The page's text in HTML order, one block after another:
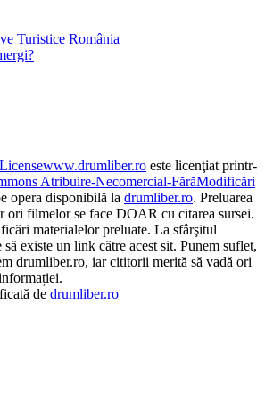
Turistice România
www.drumliber.ro este licenţiat printr-
Atribuire-Necomercial-FărăModificări
opera disponibilă la drumliber.ro. Preluarea
ori filmelor se face DOAR cu citarea sursei.
materialelor preluate. La sfârşitul
existe un link către acest sit. Punem suflet,
drumliber.ro, iar cititorii merită să vadă ori
de drumliber.ro